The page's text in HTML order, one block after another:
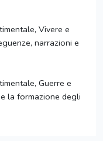
Vivere e
narrazioni e
Guerre e
la formazione degli